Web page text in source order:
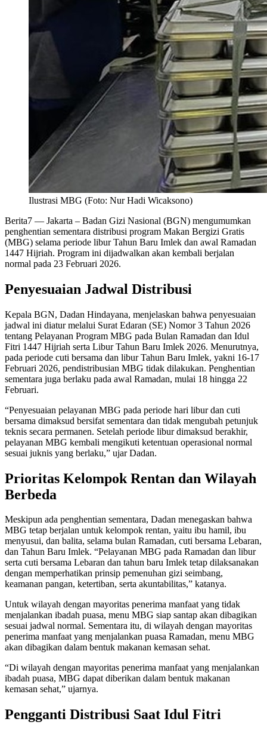
Ilustrasi MBG (Foto: Nur Hadi Wicaksono)
Berita7 — Jakarta – Badan Gizi Nasional (BGN) mengumumkan
penghentian sementara distribusi program Makan Bergizi Gratis
(MBG) selama periode libur Tahun Baru Imlek dan awal Ramadan
1447 Hijriah. Program ini dijadwalkan akan kembali berjalan
normal pada 23 Februari 2026.
Penyesuaian Jadwal Distribusi
Kepala BGN, Dadan Hindayana, menjelaskan bahwa penyesuaian
jadwal ini diatur melalui Surat Edaran (SE) Nomor 3 Tahun 2026
tentang Pelayanan Program MBG pada Bulan Ramadan dan Idul
Fitri 1447 Hijriah serta Libur Tahun Baru Imlek 2026. Menurutnya,
pada periode cuti bersama dan libur Tahun Baru Imlek, yakni 16-17
Februari 2026, pendistribusian MBG tidak dilakukan. Penghentian
sementara juga berlaku pada awal Ramadan, mulai 18 hingga 22
Februari.
“Penyesuaian pelayanan MBG pada periode hari libur dan cuti
bersama dimaksud bersifat sementara dan tidak mengubah petunjuk
teknis secara permanen. Setelah periode libur dimaksud berakhir,
pelayanan MBG kembali mengikuti ketentuan operasional normal
sesuai juknis yang berlaku,” ujar Dadan.
Prioritas Kelompok Rentan dan Wilayah
Berbeda
Meskipun ada penghentian sementara, Dadan menegaskan bahwa
MBG tetap berjalan untuk kelompok rentan, yaitu ibu hamil, ibu
menyusui, dan balita, selama bulan Ramadan, cuti bersama Lebaran,
dan Tahun Baru Imlek. “Pelayanan MBG pada Ramadan dan libur
serta cuti bersama Lebaran dan tahun baru Imlek tetap dilaksanakan
dengan memperhatikan prinsip pemenuhan gizi seimbang,
keamanan pangan, ketertiban, serta akuntabilitas,” katanya.
Untuk wilayah dengan mayoritas penerima manfaat yang tidak
menjalankan ibadah puasa, menu MBG siap santap akan dibagikan
sesuai jadwal normal. Sementara itu, di wilayah dengan mayoritas
penerima manfaat yang menjalankan puasa Ramadan, menu MBG
akan dibagikan dalam bentuk makanan kemasan sehat.
“Di wilayah dengan mayoritas penerima manfaat yang menjalankan
ibadah puasa, MBG dapat diberikan dalam bentuk makanan
kemasan sehat,” ujarnya.
Pengganti Distribusi Saat Idul Fitri